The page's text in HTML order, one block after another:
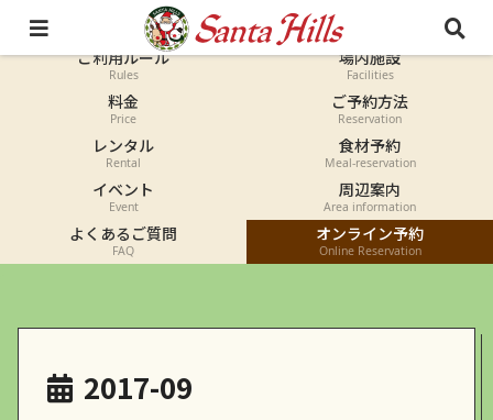
オートキャンプ
Auto-camp
ご利用ルール
Rules
場内施設
Facilities
料金
Price
ご予約方法
Reservation
レンタル
Rental
食材予約
Meal-reservation
イベント
Event
周辺案内
Area information
よくあるご質問
FAQ
オンライン予約
Online Reservation
2017-09